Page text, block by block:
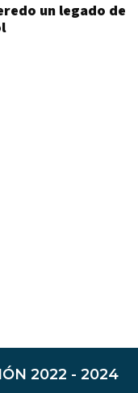
un legado de
2022 - 2024